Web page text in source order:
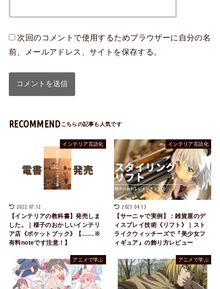
次回のコメントで使用するためブラウザーに自分の名
前、メールアドレス、サイトを保存する。
RECOMMEND
インテリア言語化
2022.07.12
【インテリアの教科書】発売しま
した。｜様子のおかしいインテリ
ア店《ポケットブック》【……※
有料noteです注意！】
インテリア言語化
2023.04.13
【サーニャで実例】：雑貨屋のデ
ィスプレイ技術《リフト》｜スト
ライクウィッチーズで『美少女フ
ィギュア』の飾り方レビュー
アニメで学ぶ アニメで学ぶ